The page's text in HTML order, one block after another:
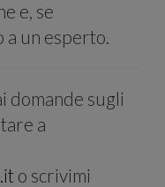
e, se
a un esperto.
domande sugli
a
o scrivimi